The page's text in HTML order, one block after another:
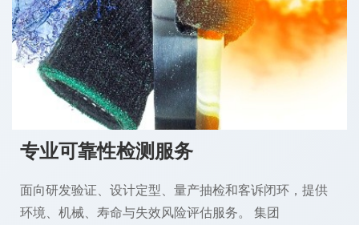
专业可靠性检测服务
面向研发验证、设计定型、量产抽检和客诉闭环，提供
环境、机械、寿命与失效风险评估服务。 集团